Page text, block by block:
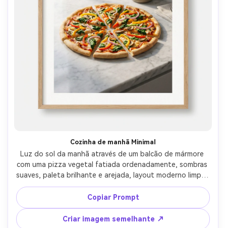
Cozinha de manhã Minimal
Luz do sol da manhã através de um balcão de mármore
com uma pizza vegetal fatiada ordenadamente, sombras
suaves, paleta brilhante e arejada, layout moderno limpo,
manchete minimalista em letras serif modernas, grão de
papel sutil, pôster pronto para impressão com margens
generosas e detalhes ultra-nítidos, lente de 85 mm,
profundidade de campo rasa-AR 4:5
Copiar Prompt
Criar imagem semelhante ↗